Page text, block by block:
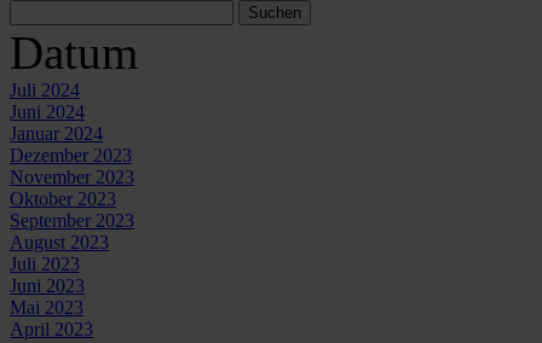
Datum
Juli 2024
Juni 2024
Januar 2024
Dezember 2023
November 2023
Oktober 2023
September 2023
August 2023
Juli 2023
Juni 2023
Mai 2023
April 2023